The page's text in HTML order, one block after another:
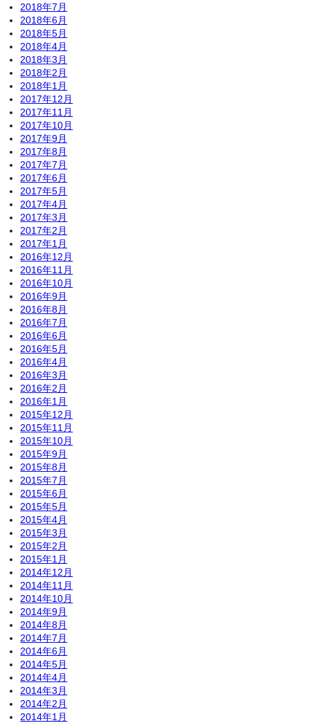
2018年7月
2018年6月
2018年5月
2018年4月
2018年3月
2018年2月
2018年1月
2017年12月
2017年11月
2017年10月
2017年9月
2017年8月
2017年7月
2017年6月
2017年5月
2017年4月
2017年3月
2017年2月
2017年1月
2016年12月
2016年11月
2016年10月
2016年9月
2016年8月
2016年7月
2016年6月
2016年5月
2016年4月
2016年3月
2016年2月
2016年1月
2015年12月
2015年11月
2015年10月
2015年9月
2015年8月
2015年7月
2015年6月
2015年5月
2015年4月
2015年3月
2015年2月
2015年1月
2014年12月
2014年11月
2014年10月
2014年9月
2014年8月
2014年7月
2014年6月
2014年5月
2014年4月
2014年3月
2014年2月
2014年1月